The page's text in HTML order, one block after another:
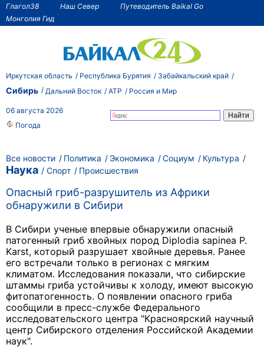
Глагол38 Наш Север
Путеводитель Baikal Go
Монголия Гид
Иркутская область Республика Бурятия Забайкальский край
Сибирь Дальний Восток АТР Россия и Мир
06 августа 2026
Погода
Все новости Политика Экономика Социум Культура
Наука Спорт Происшествия
Опасный гриб-разрушитель из Африки
обнаружили в Сибири
В Сибири ученые впервые обнаружили опасный
патогенный гриб хвойных пород Diplodia sapinea P.
Karst, который разрушает хвойные деревья. Ранее
его встречали только в регионах с мягким
климатом. Исследования показали, что сибирские
штаммы гриба устойчивы к холоду, имеют высокую
фитопатогенность. О появлении опасного гриба
сообщили в пресс-службе Федерального
исследовательского центра "Красноярский научный
центр Сибирского отделения Российской Академии
наук".